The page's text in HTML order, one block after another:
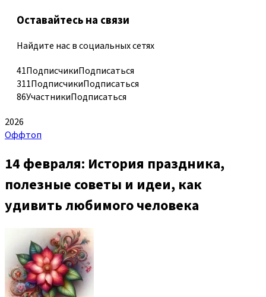
Оставайтесь на связи
Найдите нас в социальных сетях
41ПодписчикиПодписаться
311ПодписчикиПодписаться
86УчастникиПодписаться
2026
Оффтоп
14 февраля: История праздника,
полезные советы и идеи, как
удивить любимого человека